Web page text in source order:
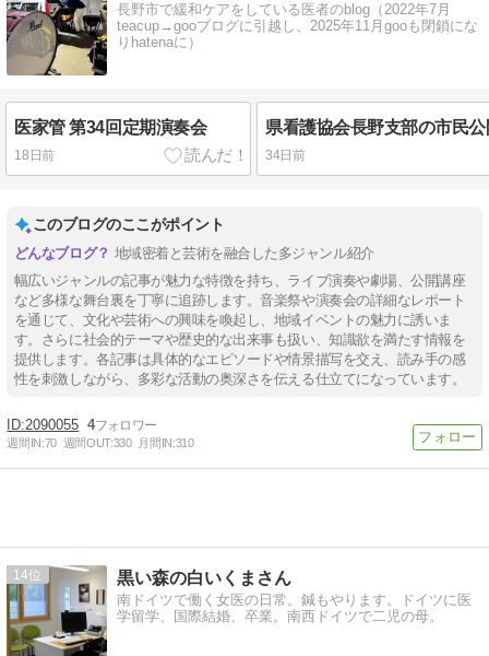
長野市で緩和ケアをしている医者のblog（2022年7月
teacup→gooブログに引越し、2025年11月gooも閉鎖にな
りhatenaに）
医家管 第34回定期演奏会
18日前 34日前
このブログのここがポイント
地域密着と芸術を融合した多ジャンル紹介
幅広いジャンルの記事が魅力な特徴を持ち、ライブ演奏や劇場、公開講座
など多様な舞台裏を丁寧に追跡します。音楽祭や演奏会の詳細なレポート
を通じて、文化や芸術への興味を喚起し、地域イベントの魅力に誘いま
す。さらに社会的テーマや歴史的な出来事も扱い、知識欲を満たす情報を
提供します。各記事は具体的なエピソードや情景描写を交え、読み手の感
性を刺激しながら、多彩な活動の奥深さを伝える仕立てになっています。
2090055 4
週間IN:70 週間OUT:330 月間IN:310
14 黒い森の白いくまさん
南ドイツで働く女医の日常。鍼もやります。ドイツに医
学留学、国際結婚、卒業。南西ドイツで二児の母。